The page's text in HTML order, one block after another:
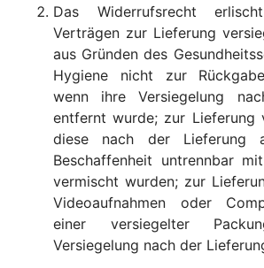
Das Widerrufsrecht
Verträgen zur Lieferung
aus Gründen des
Hygiene nicht zur
wenn ihre Versiegelung
entfernt wurde; zur Lieferung
diese nach der Lieferung
Beschaffenheit untrennbar
vermischt wurden; zur
Videoaufnahmen oder
einer versiegelter
Versiegelung nach der